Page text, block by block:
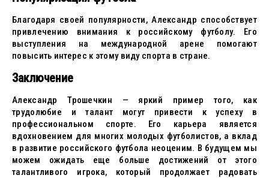
Благодаря своей популярности, Александр способствует
привлечению внимания к российскому футболу. Его
выступления на международной арене помогают
повысить интерес к этому виду спорта в стране.
Заключение
Александр Трошечкин — яркий пример того, как
трудолюбие и талант могут привести к успеху в
профессиональном спорте. Его карьера является
вдохновением для многих молодых футболистов, а вклад
в развитие российского футбола неоценим. В будущем мы
можем ожидать еще больше достижений от этого
талантливого игрока, который продолжает радовать